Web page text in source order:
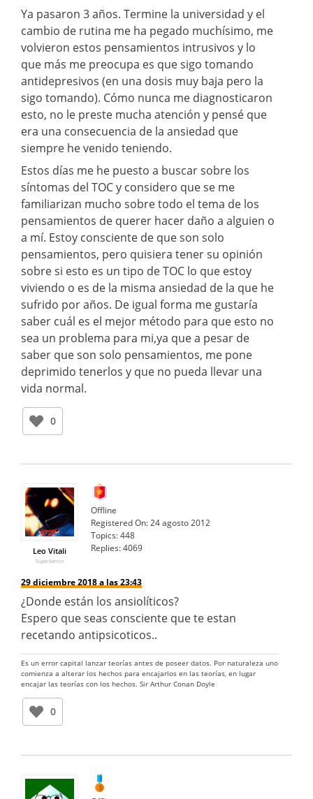
Ya pasaron 3 años. Termine la universidad y el
cambio de rutina me ha pegado muchísimo, me
volvieron estos pensamientos intrusivos y lo
que más me preocupa es que sigo tomando
antidepresivos (en una dosis muy baja pero la
sigo tomando). Cómo nunca me diagnosticaron
esto, no le preste mucha atención y pensé que
era una consecuencia de la ansiedad que
siempre he venido teniendo.
Estos días me he puesto a buscar sobre los
síntomas del TOC y considero que se me
familiarizan mucho sobre todo el tema de los
pensamientos de querer hacer daño a alguien o
a mí. Estoy consciente de que son solo
pensamientos, pero quisiera tener su opinión
sobre si esto es un tipo de TOC lo que estoy
viviendo o es de la misma ansiedad de la que he
sufrido por años. De igual forma me gustaría
saber cuál es el mejor método para que esto no
sea un problema para mi,ya que a pesar de
saber que son solo pensamientos, me pone
deprimido tenerlos y que no pueda llevar una
vida normal.
0
Leo Vitali
SuperAdmin
Offline
Registered On:24 agosto 2012
Topics:448
Replies:4069
29 diciembre 2018 a las 23:43
¿Donde están los ansiolíticos?
Espero que seas consciente que te estan
recetando antipsicoticos..
Es un error capital lanzar teorías antes de poseer datos. Por naturaleza uno
comienza a alterar los hechos para encajarlos en las teorías, en lugar
encajar las teorías con los hechos. Sir Arthur Conan Doyle
0